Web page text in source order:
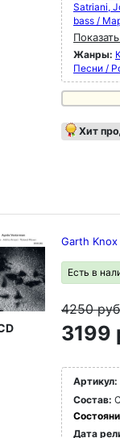
Satriani,
bass /
Жанры:
Песни /
Хит
Garth
Есть в
4250
3199
Артикул:
Состав:
Дата